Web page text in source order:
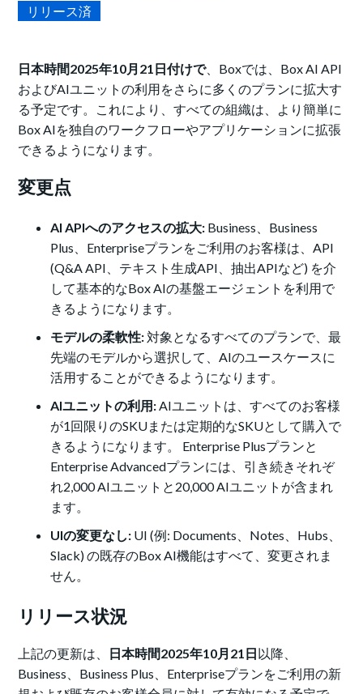
リリース済
日本時間2025年10月21日付けで、Boxでは、Box AI API
およびAIユニットの利用をさらに多くのプランに拡大す
る予定です。これにより、すべての組織は、より簡単に
Box AIを独自のワークフローやアプリケーションに拡張
できるようになります。
変更点
AI APIへのアクセスの拡大: Business、Business
Plus、Enterpriseプランをご利用のお客様は、API
(Q&A API、テキスト生成API、抽出APIなど) を介
して基本的なBox AIの基盤エージェントを利用で
きるようになります。
モデルの柔軟性: 対象となるすべてのプランで、最
先端のモデルから選択して、AIのユースケースに
活用することができるようになります。
AIユニットの利用:AIユニットは、すべてのお客様
が1回限りのSKUまたは定期的なSKUとして購入で
きるようになります。 Enterprise Plusプランと
Enterprise Advancedプランには、引き続きそれぞ
れ2,000 AIユニットと20,000 AIユニットが含まれ
ます。
UIの変更なし: UI (例: Documents、Notes、Hubs、
Slack) の既存のBox AI機能はすべて、変更されま
せん。
リリース状況
上記の更新は、 日本時間2025年10月21日以降、
Business、Business Plus、Enterpriseプランをご利用の新